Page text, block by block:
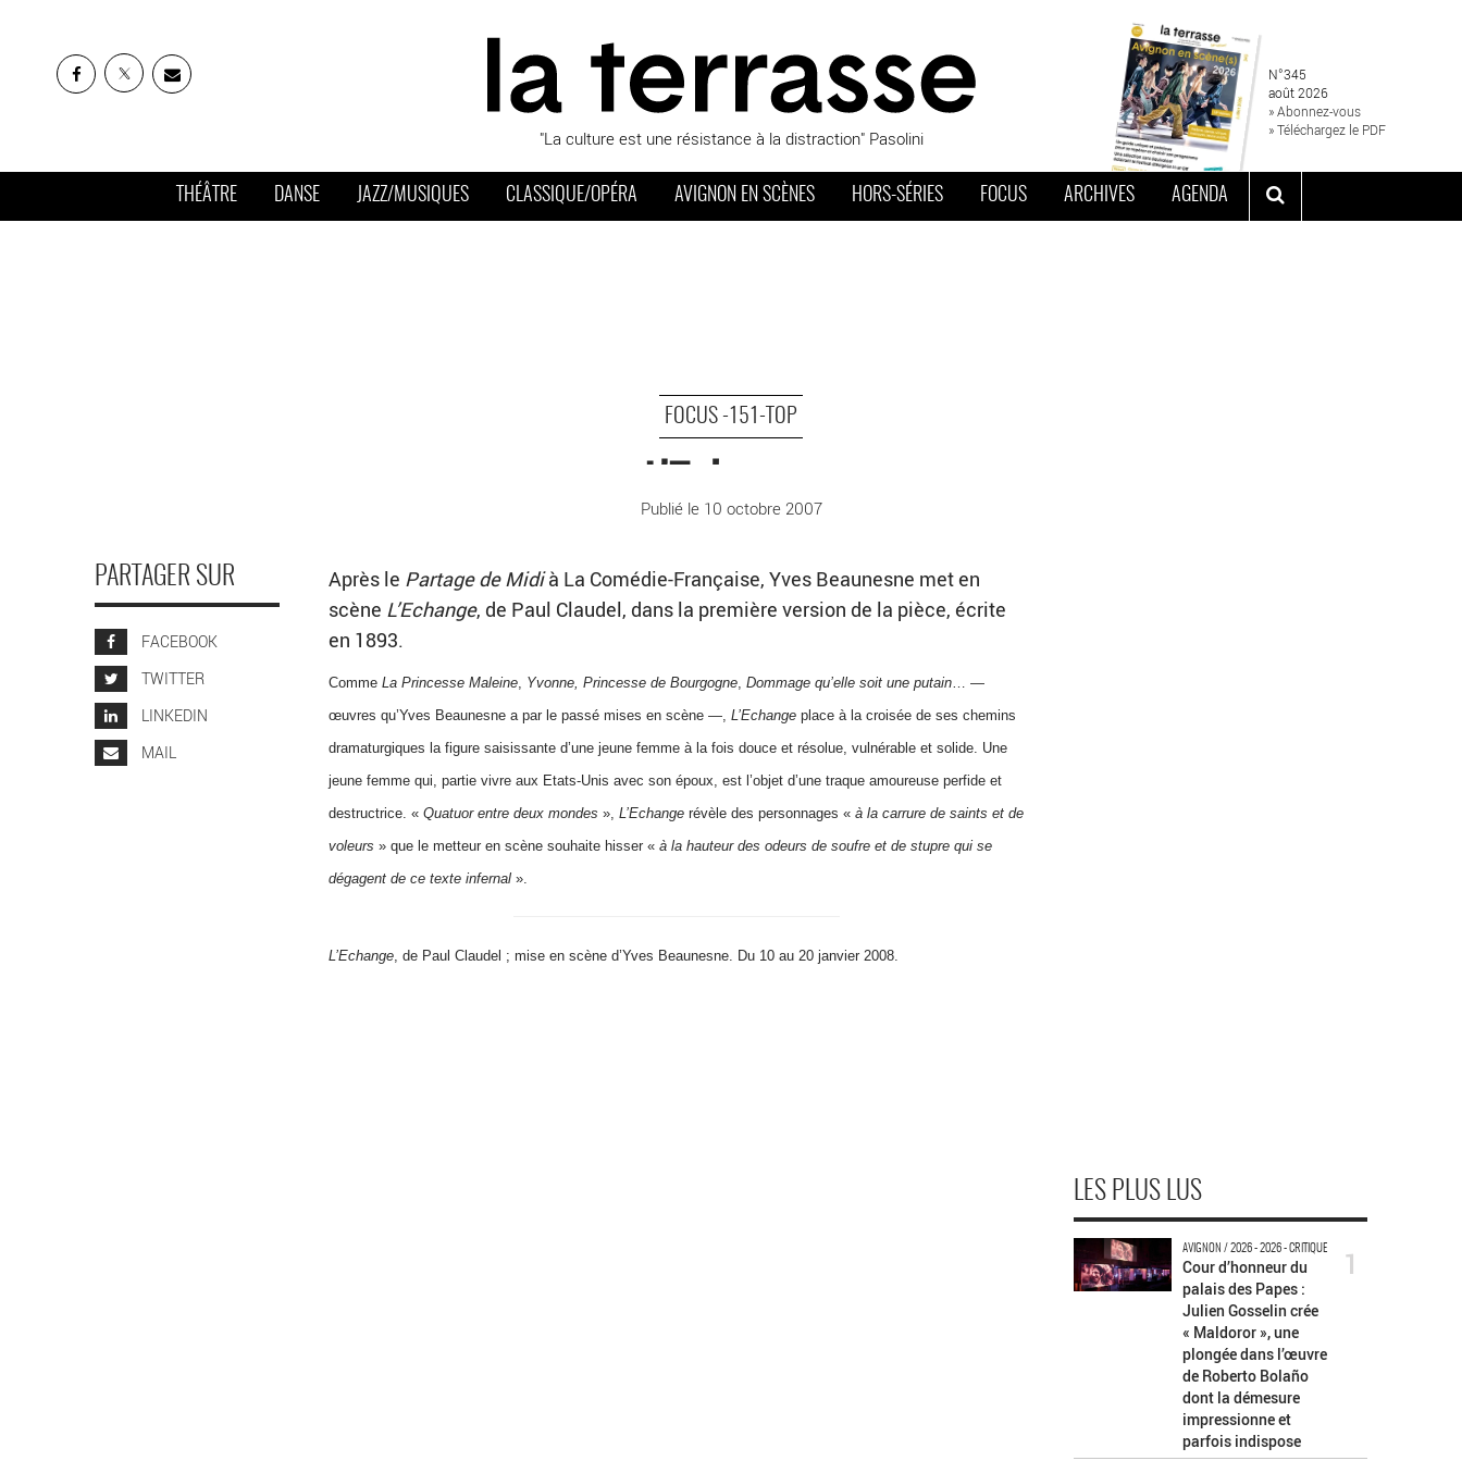
"La culture est une résistance à la distraction" Pasolini
N°345
août 2026
» Abonnez-vous
» Téléchargez le PDF
THÉÂTRE DANSE JAZZ/MUSIQUES CLASSIQUE/OPÉRA AVIGNON EN SCÈNES HORS-SÉRIES FOCUS ARCHIVES AGENDA
FOCUS -151-TOP
L’Echange
Publié le 10 octobre 2007
PARTAGER SUR
FACEBOOK
TWITTER
LINKEDIN
MAIL
Après le Partage de Midià La Comédie-Française, Yves Beaunesne met en
scène L’Echange, de Paul Claudel, dans la première version de la pièce, écrite
en 1893.
Comme La Princesse Maleine, Yvonne, Princesse de Bourgogne, Dommage qu’elle soit une putain… —
œuvres qu’Yves Beaunesne a par le passé mises en scène —, L’Echange place à la croisée de ses chemins
dramaturgiques la figure saisissante d’une jeune femme à la fois douce et résolue, vulnérable et solide. Une
jeune femme qui, partie vivre aux Etats-Unis avec son époux, est l’objet d’une traque amoureuse perfide et
destructrice. « Quatuor entre deux mondes », L’Echange révèle des personnages « à la carrure de saints et de
voleurs » que le metteur en scène souhaite hisser « à la hauteur des odeurs de soufre et de stupre qui se
dégagent de ce texte infernal ».
L’Echange, de Paul Claudel ; mise en scène d’Yves Beaunesne. Du 10 au 20 janvier 2008.
LES PLUS LUS
AVIGNON / 2026 - 2026 - CRITIQUE
Cour d’honneur du
palais des Papes :
Julien Gosselin crée
« Maldoror », une
plongée dans l’œuvre
de Roberto Bolaño
dont la démesure
impressionne et
parfois indispose
1